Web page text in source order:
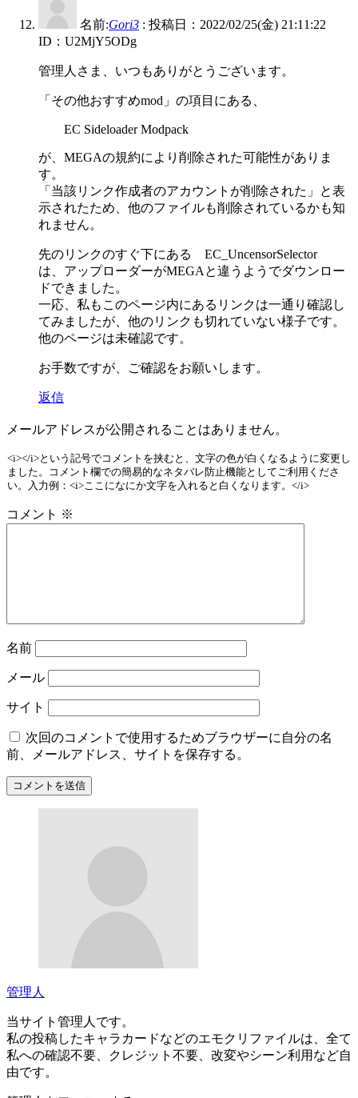
名前:Gori3 : 投稿日：2022/02/25(金) 21:11:22
ID：U2MjY5ODg
管理人さま、いつもありがとうございます。
「その他おすすめmod」の項目にある、
EC Sideloader Modpack
が、MEGAの規約により削除された可能性がありま
す。
「当該リンク作成者のアカウントが削除された」と表
示されたため、他のファイルも削除されているかも知
れません。
先のリンクのすぐ下にある EC_UncensorSelector
は、アップローダーがMEGAと違うようでダウンロー
ドできました。
一応、私もこのページ内にあるリンクは一通り確認し
てみましたが、他のリンクも切れていない様子です。
他のページは未確認です。
お手数ですが、ご確認をお願いします。
返信
メールアドレスが公開されることはありません。
<i></i>という記号でコメントを挟むと、文字の色が白くなるように変更し
ました。コメント欄での簡易的なネタバレ防止機能としてご利用くださ
い。入力例：<i>ここになにか文字を入れると白くなります。</i>
コメント ※
名前
メール
サイト
次回のコメントで使用するためブラウザーに自分の名
前、メールアドレス、サイトを保存する。
管理人
当サイト管理人です。
私の投稿したキャラカードなどのエモクリファイルは、全て
私への確認不要、クレジット不要、改変やシーン利用など自
由です。